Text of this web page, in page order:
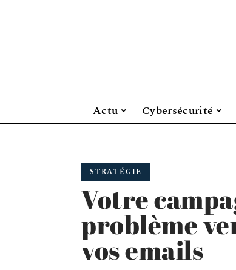
Actu Cybersécurité
STRATÉGIE
Votre
problème
vos emails